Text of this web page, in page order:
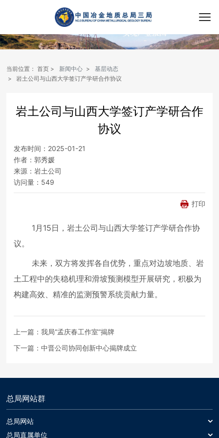
当前位置： 首页 新闻中心
基层动态
岩土公司与山西大学签订产学研合作协议
岩土公司与山西大学签订产学研合作
协议
发布时间： 2025-01-21
作者：郭秀媛
来源：岩土公司
访问量： 549
打印
1月15日，岩土公司与山西大学签订产学研合作协
议。
未来，双方将发挥各自优势，重点对边坡地质、岩
土工程中的失稳机理和滑坡预测模型开展研究，积极为
构建高效、精准的监测预警系统贡献力量。
上一篇：我局“孟庆春工作室”揭牌
下一篇：中晋公司协同创新中心揭牌成立
总局网站群
总局网站
总局网站
总局直属单位